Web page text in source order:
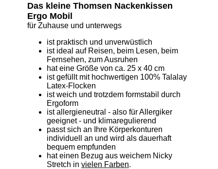
Das kleine Thomsen Nackenkissen
Ergo Mobil
für Zuhause und unterwegs
ist praktisch und unverwüstlich
ist ideal auf Reisen, beim Lesen, beim
Fernsehen, zum Ausruhen
hat eine Größe von ca. 25 x 40 cm
ist gefüllt mit hochwertigen 100% Talalay
Latex-Flocken
ist weich und trotzdem formstabil durch
Ergoform
ist allergieneutral - also für Allergiker
geeignet - und klimaregulierend
passt sich an Ihre Körperkonturen
individuell an und wird als dauerhaft
bequem empfunden
hat einen Bezug aus weichem Nicky
Stretch in vielen Farben.